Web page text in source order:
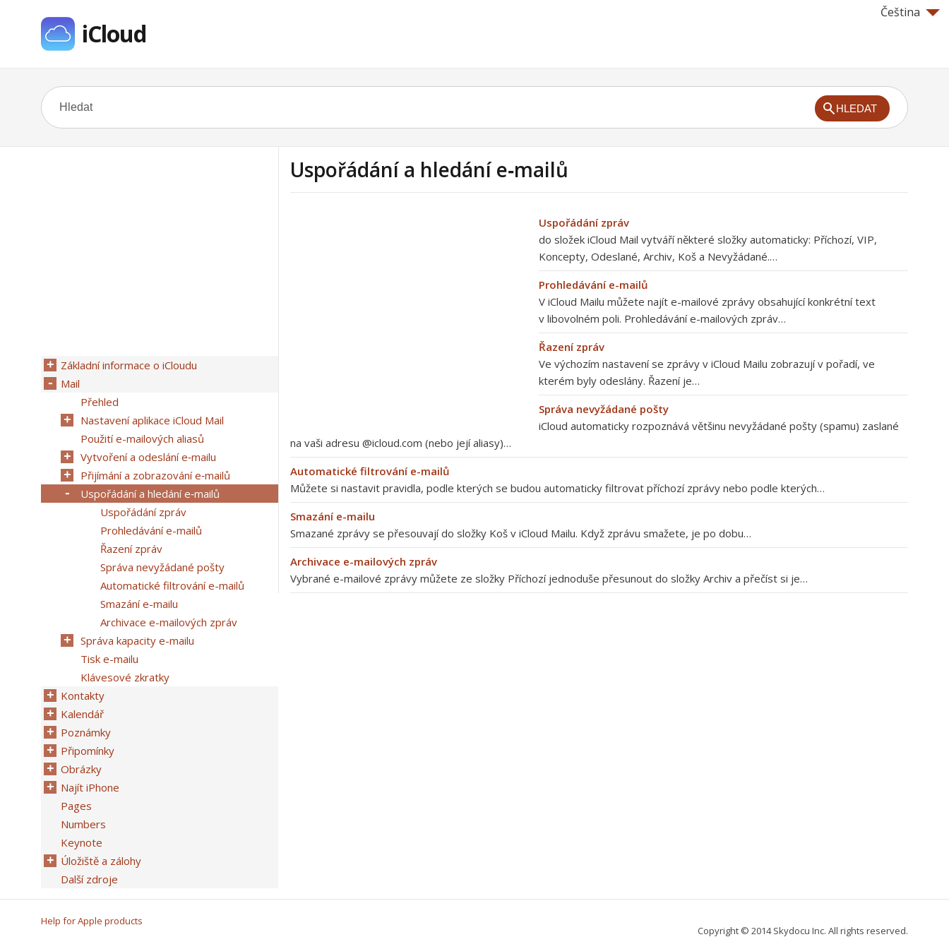
Čeština
iCloud
HLEDAT
Uspořádání a hledání e‑mailů
Uspořádání zpráv
do složek iCloud Mail vytváří některé složky automaticky: Příchozí, VIP,
Koncepty, Odeslané, Archiv, Koš a Nevyžádané.…
Prohledávání e-mailů
V iCloud Mailu můžete najít e-mailové zprávy obsahující konkrétní text
v libovolném poli. Prohledávání e-mailových zpráv…
Řazení zpráv
Ve výchozím nastavení se zprávy v iCloud Mailu zobrazují v pořadí, ve
kterém byly odeslány. Řazení je…
Správa nevyžádané pošty
iCloud automaticky rozpoznává většinu nevyžádané pošty (spamu) zaslané
na vaši adresu @icloud.com (nebo její aliasy)…
Automatické filtrování e-mailů
Můžete si nastavit pravidla, podle kterých se budou automaticky filtrovat příchozí zprávy nebo podle kterých…
Smazání e-mailu
Smazané zprávy se přesouvají do složky Koš v iCloud Mailu. Když zprávu smažete, je po dobu…
Archivace e-mailových zpráv
Vybrané e-mailové zprávy můžete ze složky Příchozí jednoduše přesunout do složky Archiv a přečíst si je…
Základní informace o iCloudu
Mail
Přehled
Nastavení aplikace iCloud Mail
Použití e-mailových aliasů
Vytvoření a odeslání e‑mailu
Přijímání a zobrazování e‑mailů
Uspořádání a hledání e‑mailů
Uspořádání zpráv
Prohledávání e-mailů
Řazení zpráv
Správa nevyžádané pošty
Automatické filtrování e-mailů
Smazání e-mailu
Archivace e-mailových zpráv
Správa kapacity e-mailu
Tisk e-mailu
Klávesové zkratky
Kontakty
Kalendář
Poznámky
Připomínky
Obrázky
Najít iPhone
Pages
Numbers
Keynote
Úložiště a zálohy
Další zdroje
Help for Apple products
Copyright © 2014 Skydocu Inc. All rights reserved.